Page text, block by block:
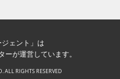
ジェント」は
が運営しています。
ALL RIGHTS RESERVED